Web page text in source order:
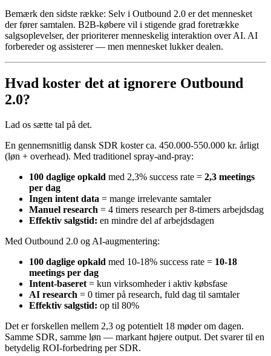
Bemærk den sidste række: Selv i Outbound 2.0 er det mennesket
der fører samtalen. B2B-købere vil i stigende grad foretrække
salgsoplevelser, der prioriterer menneskelig interaktion over AI. AI
forbereder og assisterer — men mennesket lukker dealen.
Hvad koster det at ignorere Outbound
2.0?
Lad os sætte tal på det.
En gennemsnitlig dansk SDR koster ca. 450.000-550.000 kr. årligt
(løn + overhead). Med traditionel spray-and-pray:
100 daglige opkald med 2,3% success rate = 2,3 meetings
per dag
Ingen intent data = mange irrelevante samtaler
Manuel research = 4 timers research per 8-timers arbejdsdag
Effektiv salgstid: en mindre del af arbejdsdagen
Med Outbound 2.0 og AI-augmentering:
100 daglige opkald med 10-18% success rate = 10-18
meetings per dag
Intent-baseret= kun virksomheder i aktiv købsfase
AI research = 0 timer på research, fuld dag til samtaler
Effektiv salgstid: op til 80%
Det er forskellen mellem 2,3 og potentielt 18 møder om dagen.
Samme SDR, samme løn — markant højere output. Det svarer til en
betydelig ROI-forbedring per SDR.